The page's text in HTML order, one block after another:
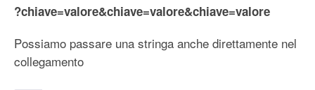
?chiave=valore&chiave=valore&chiave=valore
Possiamo passare una stringa anche direttamente nel
collegamento